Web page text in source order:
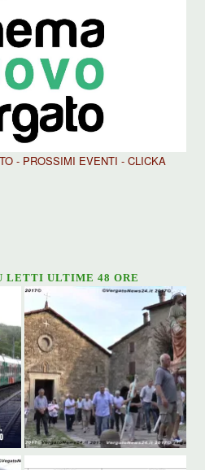
- PROSSIMI EVENTI - CLICKA
LETTI ULTIME 48 ORE